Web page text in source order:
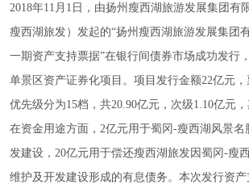
2018年11月1日，由扬州瘦西湖旅游发展集团有
瘦西湖旅发）发起的“扬州瘦西湖旅游发展集团
一期资产支持票据”在银行间债券市场成功发行
单景区资产证券化项目。项目发行金额22亿元，
优先级分为15档，共20.90亿元，次级1.10亿元，
在资金用途方面，2亿元用于蜀冈-瘦西湖风景
发建设，20亿元用于偿还瘦西湖旅发因蜀冈-瘦
维护及开发建设形成的有息债务。本次发行资